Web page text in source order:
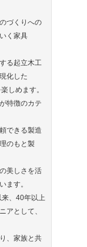
づくりへの
く家具
る起立木工
化した
しめます。
特徴のカテ
できる製造
のもと製
美しさを活
ます。
、40年以上
アとして、
、家族と共